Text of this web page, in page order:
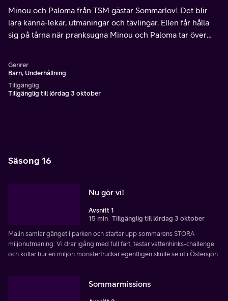
Minou och Paloma från TSM gästar Sommarlov! Det blir
lära känna-lekar, utmaningar och tävlingar. Ellen får hålla
sig på tårna när pranksugna Minou och Paloma tar över
Genrer
Barn, Underhållning
Tillgänglig
Tillgänglig till lördag 3 oktober
Säsong 16
Nu gör vi!
Avsnitt 1
15 min Tillgänglig till lördag 3 oktober
Malin samlar gänget i parken och startar upp sommarens STORA
miljonutmaning. Vi drar igång med full fart, testar vattenhinks-challenge
och kollar hur en miljon monstertruckar egentligen skulle se ut i Östersjön.
Sommarmissions